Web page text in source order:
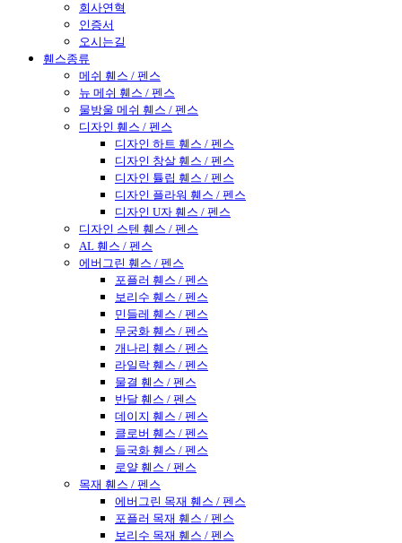
회사연혁
인증서
오시는길
휀스종류
메쉬 휀스 / 펜스
뉴 메쉬 휀스 / 펜스
물방울 메쉬 휀스 / 펜스
디자인 휀스 / 펜스
디자인 하트 휀스 / 펜스
디자인 창살 휀스 / 펜스
디자인 튤립 휀스 / 펜스
디자인 플라워 휀스 / 펜스
디자인 U자 휀스 / 펜스
디자인 스텐 휀스 / 펜스
AL 휀스 / 펜스
에버그린 휀스 / 펜스
포플러 휀스 / 펜스
보리수 휀스 / 펜스
민들레 휀스 / 펜스
무궁화 휀스 / 펜스
개나리 휀스 / 펜스
라일락 휀스 / 펜스
물결 휀스 / 펜스
반달 휀스 / 펜스
데이지 휀스 / 펜스
클로버 휀스 / 펜스
들국화 휀스 / 펜스
로얄 휀스 / 펜스
목재 휀스 / 펜스
에버그린 목재 휀스 / 펜스
포플러 목재 휀스 / 펜스
보리수 목재 휀스 / 펜스